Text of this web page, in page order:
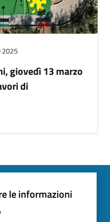
2025
giovedì 13 marzo
di
le informazioni